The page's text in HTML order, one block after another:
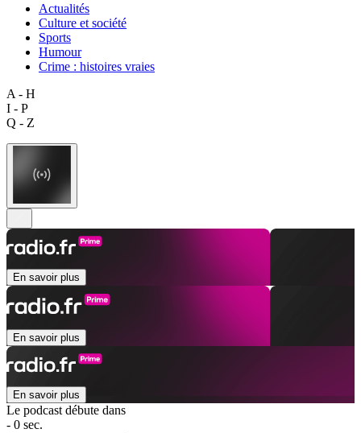
Actualités
Culture et société
Sports
Humour
Crime : histoires vraies
A - H
I - P
Q - Z
En savoir plus
En savoir plus
En savoir plus
Le podcast débute dans
- 0 sec.